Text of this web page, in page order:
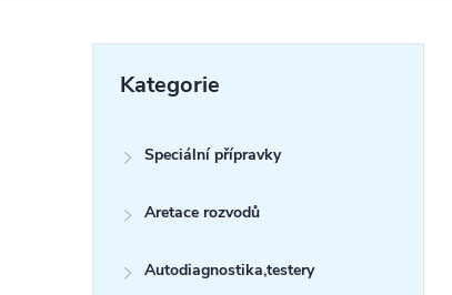
kategorie
Kategorie
Speciální přípravky
Aretace rozvodů
Autodiagnostika,testery